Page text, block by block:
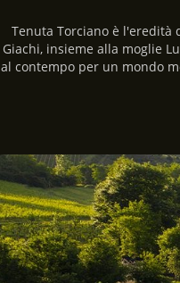
Tenuta Torciano è l'eredità
Giachi, insieme alla moglie
al contempo per un mondo